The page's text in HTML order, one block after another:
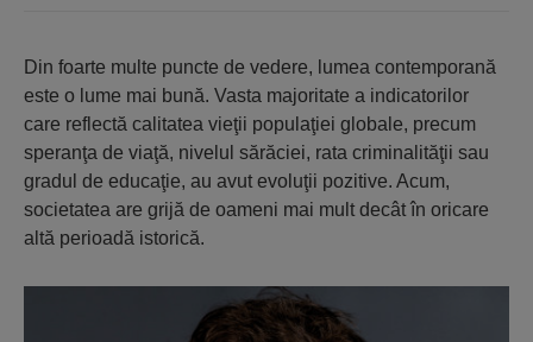
Din foarte multe puncte de vedere, lumea contemporană
este o lume mai bună. Vasta majoritate a indicatorilor
care reflectă calitatea vieţii populaţiei globale, precum
speranţa de viaţă, nivelul sărăciei, rata criminalităţii sau
gradul de educaţie, au avut evoluţii pozitive. Acum,
societatea are grijă de oameni mai mult decât în oricare
altă perioadă istorică.